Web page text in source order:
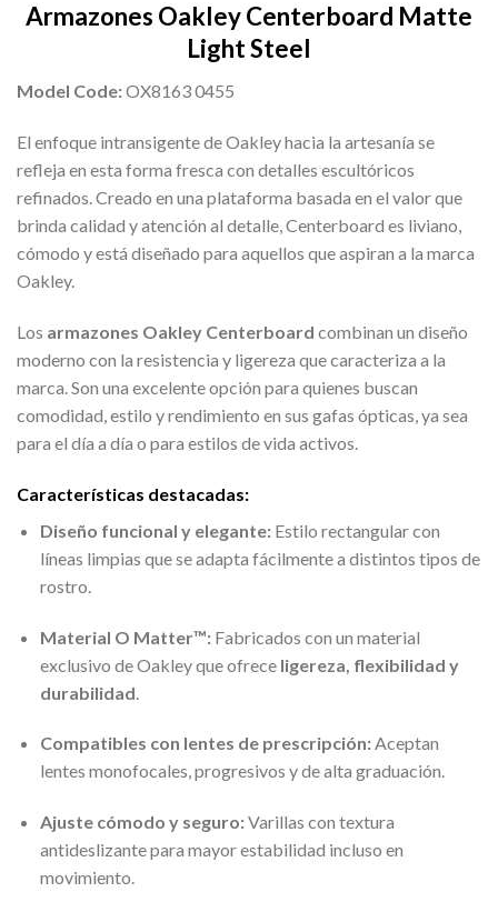
Armazones Oakley Centerboard Matte
Light Steel
Model Code:OX8163 0455
El enfoque intransigente de Oakley hacia la artesanía se
refleja en esta forma fresca con detalles escultóricos
refinados. Creado en una plataforma basada en el valor que
brinda calidad y atención al detalle, Centerboard es liviano,
cómodo y está diseñado para aquellos que aspiran a la marca
Oakley.
Los armazones Oakley Centerboard combinan un diseño
moderno con la resistencia y ligereza que caracteriza a la
marca. Son una excelente opción para quienes buscan
comodidad, estilo y rendimiento en sus gafas ópticas, ya sea
para el día a día o para estilos de vida activos.
Características destacadas:
Diseño funcional y elegante:Estilo rectangular con
líneas limpias que se adapta fácilmente a distintos tipos de
rostro.
Material O Matter™:Fabricados con un material
exclusivo de Oakley que ofrece ligereza, flexibilidad y
durabilidad
Compatibles con lentes de prescripción:Aceptan
lentes monofocales, progresivos y de alta graduación.
Ajuste cómodo y seguro:Varillas con textura
antideslizante para mayor estabilidad incluso en
movimiento.